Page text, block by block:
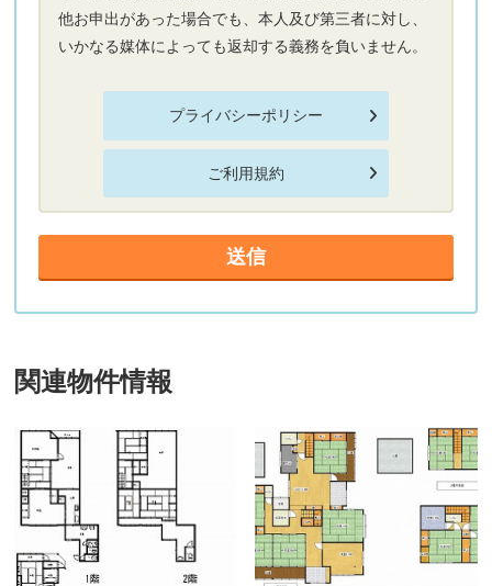
他お申出があった場合でも、本人及び第三者に対し、
いかなる媒体によっても返却する義務を負いません。
プライバシーポリシー
ご利用規約
関連物件情報